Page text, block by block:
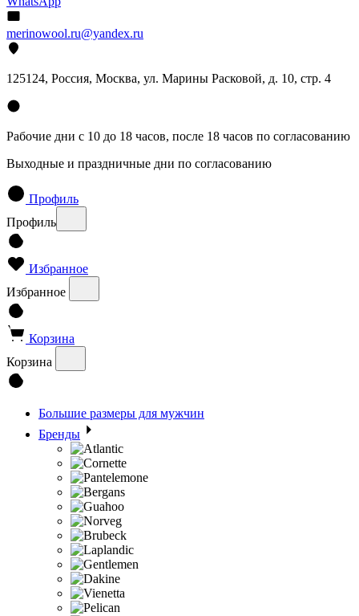
merinowool.ru@yandex.ru
125124, Россия, Москва, ул. Марины Расковой, д. 10, стр. 4
Рабочие дни с 10 до 18 часов, после 18 часов по согласованию
Выходные и праздничные дни по согласованию
Профиль
Профиль
Избранное
Избранное
Корзина
Корзина
Большие размеры для мужчин
Бренды